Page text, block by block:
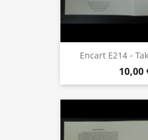
Encart E214 -
10,00